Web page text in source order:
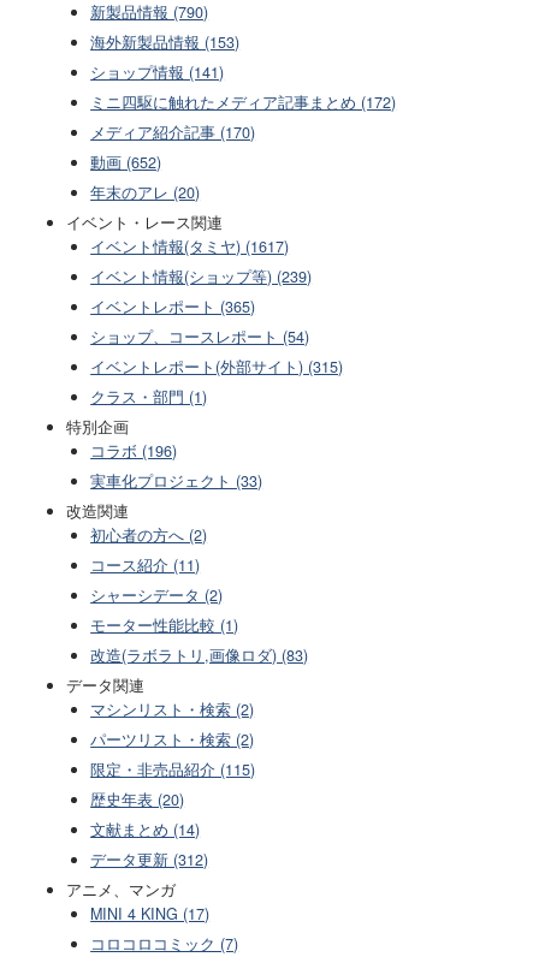
新製品情報 (790)
海外新製品情報 (153)
ショップ情報 (141)
ミニ四駆に触れたメディア記事まとめ (172)
メディア紹介記事 (170)
動画 (652)
年末のアレ (20)
イベント・レース関連
イベント情報(タミヤ) (1617)
イベント情報(ショップ等) (239)
イベントレポート (365)
ショップ、コースレポート (54)
イベントレポート(外部サイト) (315)
クラス・部門 (1)
特別企画
コラボ (196)
実車化プロジェクト (33)
改造関連
初心者の方へ (2)
コース紹介 (11)
シャーシデータ (2)
モーター性能比較 (1)
改造(ラボラトリ,画像ロダ) (83)
データ関連
マシンリスト・検索 (2)
パーツリスト・検索 (2)
限定・非売品紹介 (115)
歴史年表 (20)
文献まとめ (14)
データ更新 (312)
アニメ、マンガ
MINI 4 KING (17)
コロコロコミック (7)